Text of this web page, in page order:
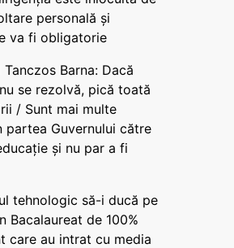
personală și
va fi obligatorie
Barna: Dacă
se rezolvă, pică toată
/ Sunt mai multe
partea Guvernului către
și nu par a fi
tehnologic să-i ducă pe
Bacalaureat de 100%
care au intrat cu media